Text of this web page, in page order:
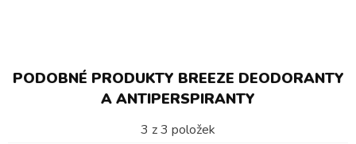
PODOBNÉ PRODUKTY BREEZE DEODORANTY
A ANTIPERSPIRANTY
3 z3 položek